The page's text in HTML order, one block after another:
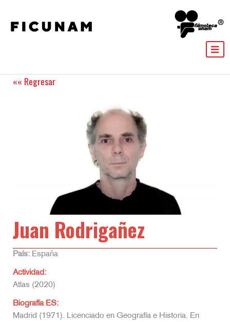
«« Regresar
Juan Rodrigañez
País: España
Actividad:
Atlas (2020)
Biografía ES:
Madrid (1971). Licenciado en Geografía e Historia. En